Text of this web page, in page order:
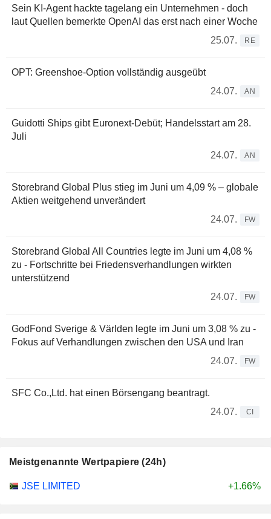
Sein KI-Agent hackte tagelang ein Unternehmen - doch
laut Quellen bemerkte OpenAI das erst nach einer Woche
25.07.
RE
OPT: Greenshoe-Option vollständig ausgeübt
24.07.
AN
Guidotti Ships gibt Euronext-Debüt; Handelsstart am 28.
Juli
24.07.
AN
Storebrand Global Plus stieg im Juni um 4,09 % – globale
Aktien weitgehend unverändert
24.07.
FW
Storebrand Global All Countries legte im Juni um 4,08 %
zu - Fortschritte bei Friedensverhandlungen wirkten
unterstützend
24.07.
FW
GodFond Sverige & Världen legte im Juni um 3,08 % zu -
Fokus auf Verhandlungen zwischen den USA und Iran
24.07.
FW
SFC Co.,Ltd. hat einen Börsengang beantragt.
24.07.
CI
Meistgenannte Wertpapiere (24h)
JSE LIMITED +1.66%